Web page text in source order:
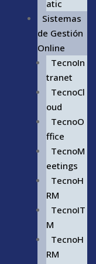
atic
Sistemas
de Gestión
Online
TecnoIn
tranet
TecnoCl
oud
TecnoO
ffice
TecnoM
eetings
TecnoH
RM
TecnoIT
M
TecnoH
RM